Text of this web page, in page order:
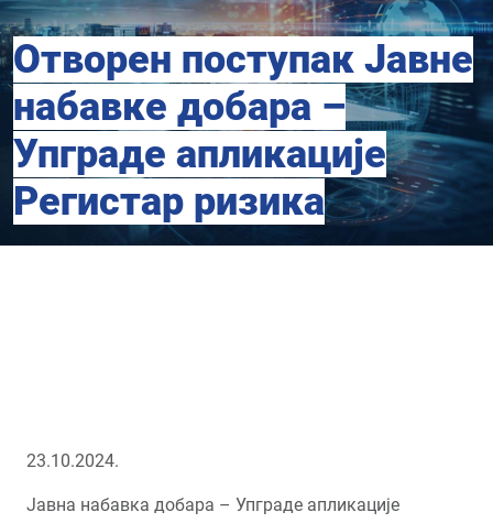
Отворен поступак Јавне
набавке добара –
Упграде апликације
Регистар ризика
23.10.2024.
Јавна набавка добара – Упграде апликације